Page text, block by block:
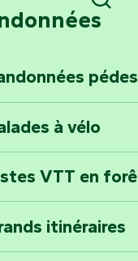
pour
d’orientation «
gardiens de la nature
à vélo
VTT en
itinéraires